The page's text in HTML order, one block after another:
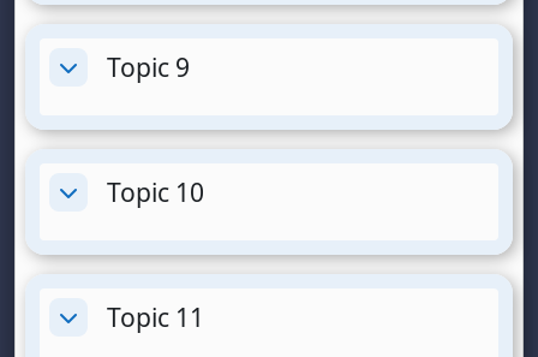
ReplierTopic 9
ReplierTopic 10
ReplierTopic 11